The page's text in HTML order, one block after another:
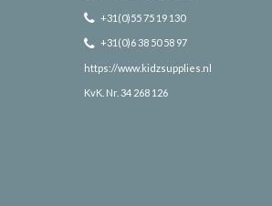
+31(0)55 75 19 130
+31(0)6 38 50 58 97
https://www.kidzsupplies.nl
KvK. Nr. 34 268 126